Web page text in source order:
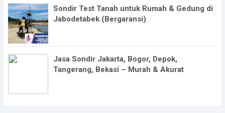
Sondir Test Tanah untuk Rumah & Gedung di
Jabodetabek (Bergaransi)
Jasa Sondir Jakarta, Bogor, Depok,
Tangerang, Bekasi – Murah & Akurat